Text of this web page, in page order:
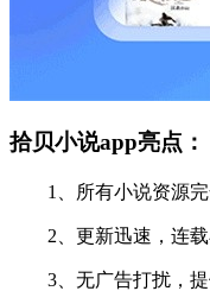
拾贝小说app亮点：
1、所有小说资源完
2、更新迅速，连载
3、无广告打扰，提